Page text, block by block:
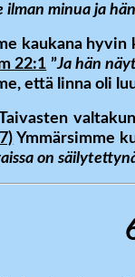
minua ja
kaukana
22:1 ”Ja hän
että linna oli
Ymmärsimme
on